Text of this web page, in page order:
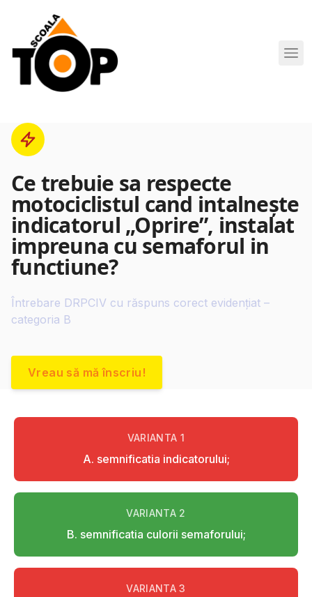
Scoala de Soferi TOP navigation
Ce trebuie sa respecte
motociclistul cand intalneşte
indicatorul „Oprire”, instalat
impreuna cu semaforul in
functiune?
Întrebare DRPCIV cu răspuns corect evidențiat –
categoria B
Vreau să mă înscriu!
VARIANTA 1
A. semnificatia indicatorului;
VARIANTA 2
B. semnificatia culorii semaforului;
VARIANTA3